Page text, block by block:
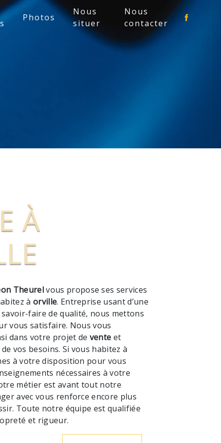
Photos
Nous
situer
Nous
contacter
À
Theurelvous propose ses services
à orville. Entreprise usant d’une
savoir-faire de qualité, nous mettons
vous satisfaire. Nous vous
dans votre projet de vente et
vos besoins. Si vous habitez à
à votre disposition pour vous
nécessaires à votre
métier est avant tout notre
avec vous renforce encore plus
Toute notre équipe est qualifiée
et rigueur.